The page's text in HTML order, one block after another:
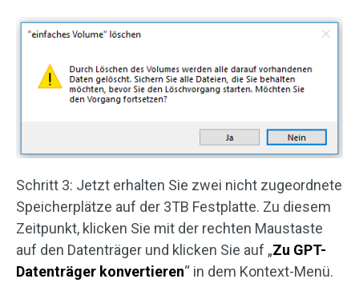
Schritt 3: Jetzt erhalten Sie zwei nicht zugeordnete
Speicherplätze auf der 3TB Festplatte. Zu diesem
Zeitpunkt, klicken Sie mit der rechten Maustaste
auf den Datenträger und klicken Sie auf „Zu GPT-
Datenträger konvertieren“ in dem Kontext-Menü.